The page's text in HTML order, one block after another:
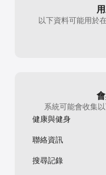
◎ 精心設計的鎖屏與桌面
完美適配 iOS 17 最新，
有各類精心設計的鎖屏和
◎ 更多功能與體驗
- 放鬆身心的呼吸法，支
- 視覺化的資料日記，記
- 獨創音樂融合播放功能
◎ 潮汐適合以下人群
以下資料可能用於
系統可能會收集
健康與健身
聯絡資訊
搜尋記錄